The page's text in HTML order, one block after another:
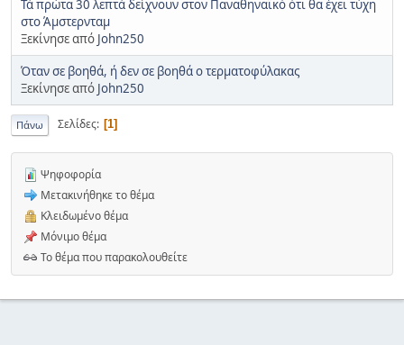
Τά πρώτα 30 λεπτά δείχνουν στον Παναθηναϊκό ότι θα έχει τύχη
στο Άμστερνταμ
Ξεκίνησε από John250
Όταν σε βοηθά, ή δεν σε βοηθά ο τερματοφύλακας
Ξεκίνησε από John250
Πάνω Σελίδες 1
Ψηφοφορία
Μετακινήθηκε το θέμα
Κλειδωμένο θέμα
Μόνιμο θέμα
Το θέμα που παρακολουθείτε